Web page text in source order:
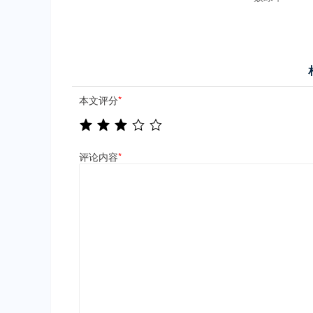
本文评分*
评论内容*